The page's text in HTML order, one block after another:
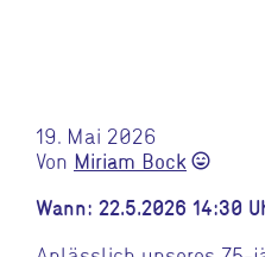
19. Mai 2026
Von Miriam Bock sentiment_very_satisfied
Wann: 22.5.2026 14:30